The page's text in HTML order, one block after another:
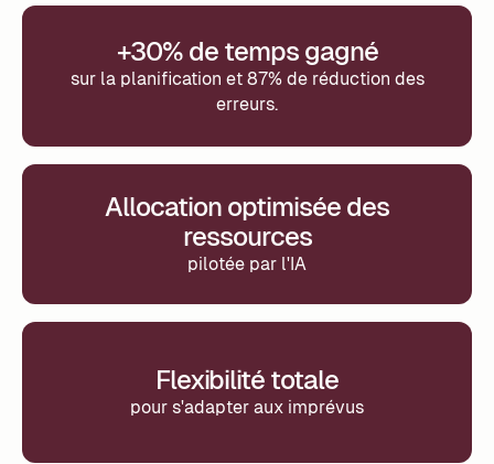
+30% de temps gagné
sur la planification et 87% de réduction des
erreurs.
Allocation optimisée des
ressources
pilotée par l'IA
Flexibilité totale
pour s'adapter aux imprévus